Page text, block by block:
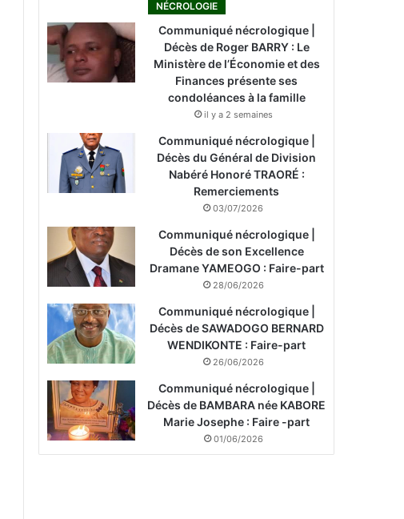
NÉCROLOGIE
Communiqué nécrologique |
Décès de Roger BARRY : Le
Ministère de l’Économie et des
Finances présente ses
condoléances à la famille
il y a 2 semaines
Communiqué nécrologique |
Décès du Général de Division
Nabéré Honoré TRAORÉ :
Remerciements
03/07/2026
Communiqué nécrologique |
Décès de son Excellence
Dramane YAMEOGO : Faire-part
28/06/2026
Communiqué nécrologique |
Décès de SAWADOGO BERNARD
WENDIKONTE : Faire-part
26/06/2026
Communiqué nécrologique |
Décès de BAMBARA née KABORE
Marie Josephe : Faire -part
01/06/2026